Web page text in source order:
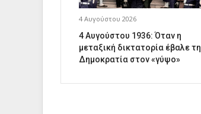
4 Αυγούστου 2026
4 Αυγούστου 1936: Όταν η
μεταξική δικτατορία έβαλε τη
Δημοκρατία στον «γύψο»